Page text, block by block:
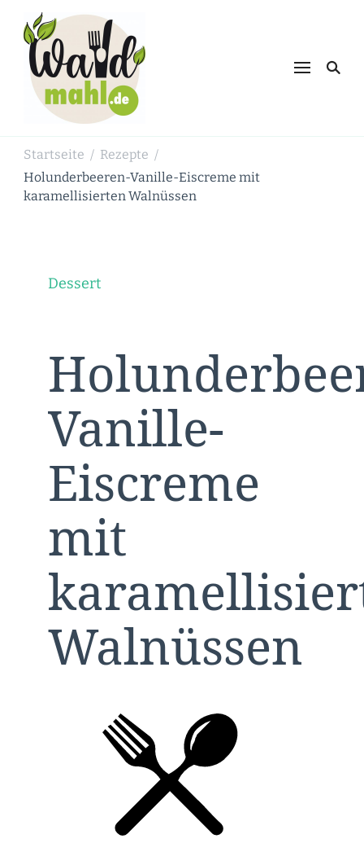
Schnabulieren, was die Natur einem
Startseite / Rezepte /
Holunderbeeren-Vanille-Eiscreme mit
karamellisierten Walnüssen
Dessert
Vanille-
Eiscreme
mit
Walnüssen